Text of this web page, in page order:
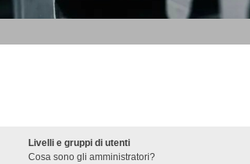
Livelli e gruppi di utenti
Cosa sono gli amministratori?